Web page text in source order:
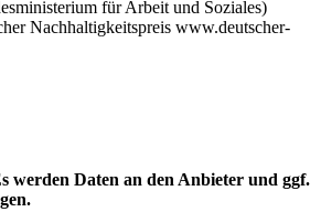
für Arbeit und Soziales)
Nachhaltigkeitspreis www.deutscher-
werden Daten an den Anbieter und ggf.